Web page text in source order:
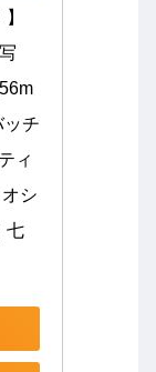
ッチ
ィ
シ
七